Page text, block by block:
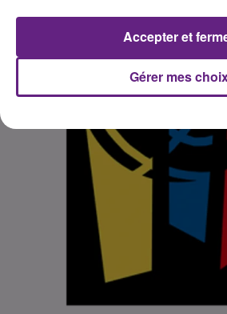
Gérer mes
Accepter et